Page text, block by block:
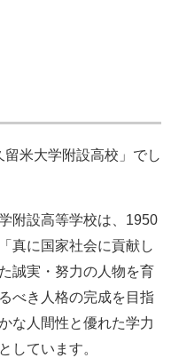
米大学附設高校」でし
附設高等学校は、1950
真に国家社会に貢献し
誠実・努力の人物を育
べき人格の完成を目指
な人間性と優れた学力
しています。